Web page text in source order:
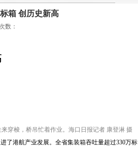
箱 创历史新高
数：
穿梭，桥吊忙着作业。海口日报记者 康登淋 摄
港航产业发展。全省集装箱吞吐量超过330万标